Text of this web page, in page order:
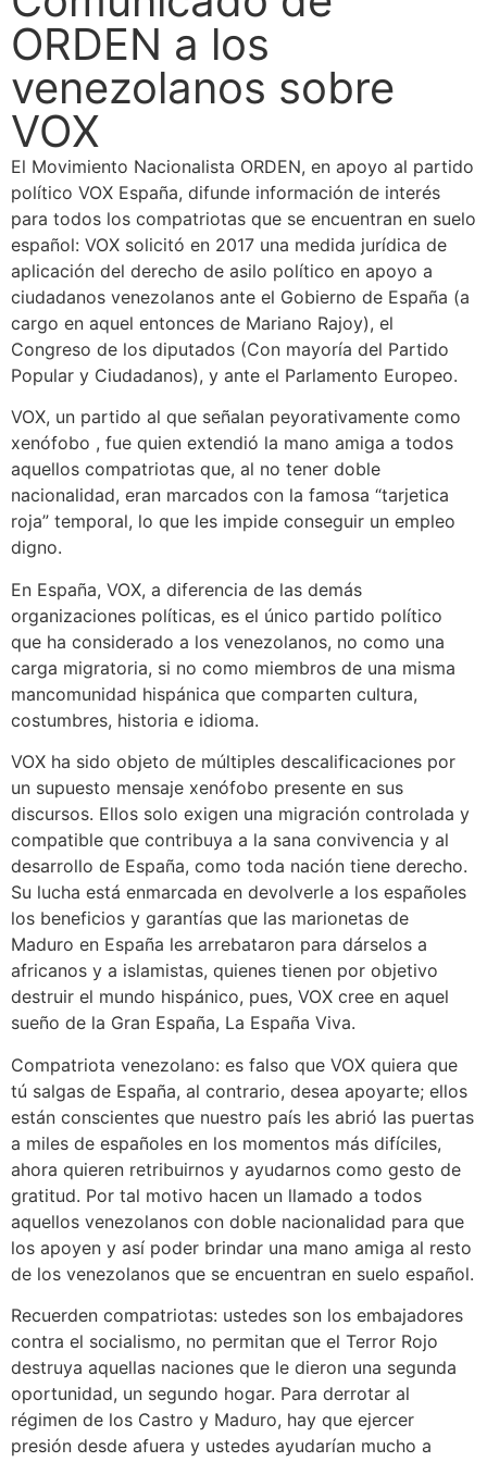
ORDEN a los
venezolanos sobre
VOX
El Movimiento Nacionalista ORDEN, en apoyo al partido
político VOX España, difunde información de interés
para todos los compatriotas que se encuentran en suelo
español: VOX solicitó en 2017 una medida jurídica de
aplicación del derecho de asilo político en apoyo a
ciudadanos venezolanos ante el Gobierno de España (a
cargo en aquel entonces de Mariano Rajoy), el
Congreso de los diputados (Con mayoría del Partido
Popular y Ciudadanos), y ante el Parlamento Europeo.
VOX, un partido al que señalan peyorativamente como
xenófobo , fue quien extendió la mano amiga a todos
aquellos compatriotas que, al no tener doble
nacionalidad, eran marcados con la famosa “tarjetica
roja” temporal, lo que les impide conseguir un empleo
digno.
En España, VOX, a diferencia de las demás
organizaciones políticas, es el único partido político
que ha considerado a los venezolanos, no como una
carga migratoria, si no como miembros de una misma
mancomunidad hispánica que comparten cultura,
costumbres, historia e idioma.
VOX ha sido objeto de múltiples descalificaciones por
un supuesto mensaje xenófobo presente en sus
discursos. Ellos solo exigen una migración controlada y
compatible que contribuya a la sana convivencia y al
desarrollo de España, como toda nación tiene derecho.
Su lucha está enmarcada en devolverle a los españoles
los beneficios y garantías que las marionetas de
Maduro en España les arrebataron para dárselos a
africanos y a islamistas, quienes tienen por objetivo
destruir el mundo hispánico, pues, VOX cree en aquel
sueño de la Gran España, La España Viva.
Compatriota venezolano: es falso que VOX quiera que
tú salgas de España, al contrario, desea apoyarte; ellos
están conscientes que nuestro país les abrió las puertas
a miles de españoles en los momentos más difíciles,
ahora quieren retribuirnos y ayudarnos como gesto de
gratitud. Por tal motivo hacen un llamado a todos
aquellos venezolanos con doble nacionalidad para que
los apoyen y así poder brindar una mano amiga al resto
de los venezolanos que se encuentran en suelo español.
Recuerden compatriotas: ustedes son los embajadores
contra el socialismo, no permitan que el Terror Rojo
destruya aquellas naciones que le dieron una segunda
oportunidad, un segundo hogar. Para derrotar al
régimen de los Castro y Maduro, hay que ejercer
presión desde afuera y ustedes ayudarían mucho a